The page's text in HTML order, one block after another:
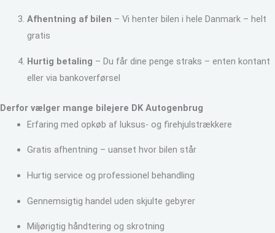
Afhentning af bilen – Vi henter bilen i hele Danmark – helt
gratis
Hurtig betaling – Du får dine penge straks – enten kontant
eller via bankoverførsel
Derfor vælger mange bilejere DK Autogenbrug
Erfaring med opkøb af luksus- og firehjulstrækkere
Gratis afhentning – uanset hvor bilen står
Hurtig service og professionel behandling
Gennemsigtig handel uden skjulte gebyrer
Miljørigtig håndtering og skrotning